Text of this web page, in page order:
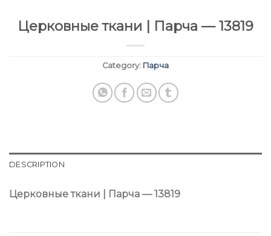
Церковные ткани | Парча — 13819
Category: Парча
DESCRIPTION
Церковные ткани | Парча — 13819